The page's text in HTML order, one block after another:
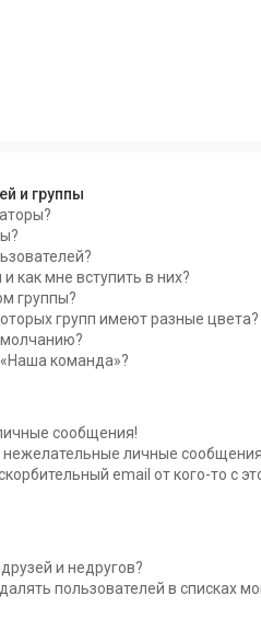
и группы
как мне вступить в них?
группы?
групп имеют разные цвета?
команда»?
сообщения!
нежелательные личные
email от кого-то с
и недругов?
пользователей в списках